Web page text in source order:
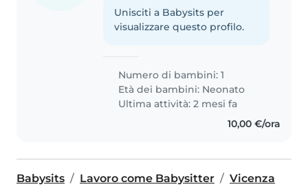
Unisciti a Babysits per
visualizzare questo profilo.
Numero di bambini: 1
Età dei bambini: Neonato
Ultima attività: 2 mesi fa
10,00 €/ora
Babysits Lavoro come Babysitter Vicenza